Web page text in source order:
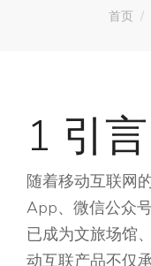
您在
首页
1 引言
随着移动互联网
App、微信公众
已成为文旅场馆
动互联产品不仅